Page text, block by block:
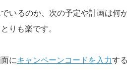
いるのか、次の予定や計画は何
りも楽です。
にキャンペーンコードを入力す